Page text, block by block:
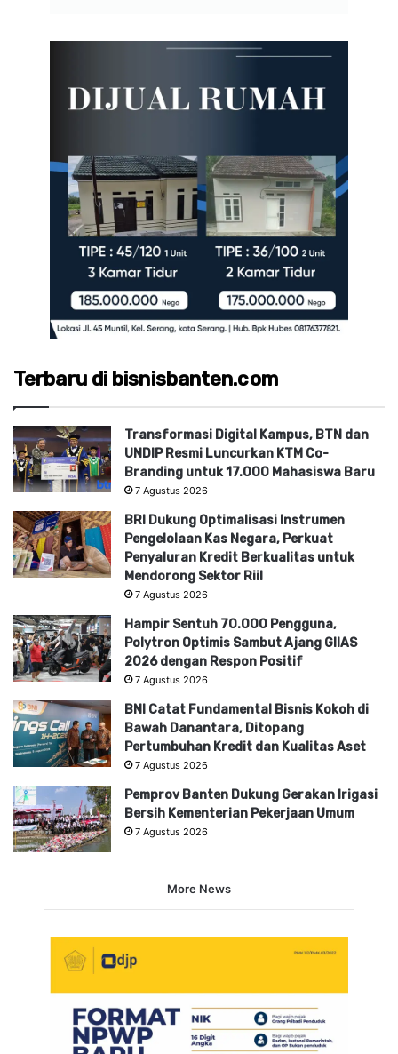
Terbaru di bisnisbanten.com
Transformasi Digital Kampus, BTN dan
UNDIP Resmi Luncurkan KTM Co-
Branding untuk 17.000 Mahasiswa Baru
7 Agustus 2026
BRI Dukung Optimalisasi Instrumen
Pengelolaan Kas Negara, Perkuat
Penyaluran Kredit Berkualitas untuk
Mendorong Sektor Riil
7 Agustus 2026
Hampir Sentuh 70.000 Pengguna,
Polytron Optimis Sambut Ajang GIIAS
2026 dengan Respon Positif
7 Agustus 2026
BNI Catat Fundamental Bisnis Kokoh di
Bawah Danantara, Ditopang
Pertumbuhan Kredit dan Kualitas Aset
7 Agustus 2026
Pemprov Banten Dukung Gerakan Irigasi
Bersih Kementerian Pekerjaan Umum
7 Agustus 2026
More News